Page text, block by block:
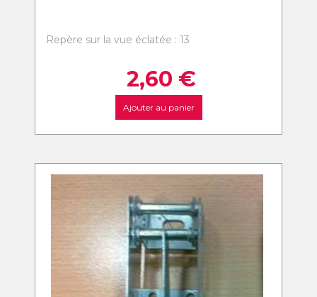
Repère sur la vue éclatée : 13
2,60 €
Ajouter au panier